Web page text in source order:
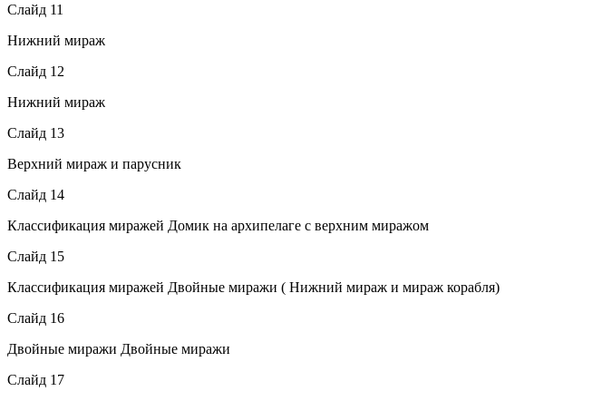
Слайд 11
Нижний мираж
Слайд 12
Нижний мираж
Слайд 13
Верхний мираж и парусник
Слайд 14
Классификация миражей Домик на архипелаге с верхним миражом
Слайд 15
Классификация миражей Двойные миражи ( Нижний мираж и мираж корабля)
Слайд 16
Двойные миражи Двойные миражи
Слайд 17